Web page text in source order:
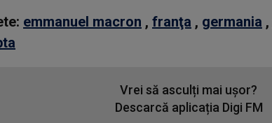
emmanuel macron , franţa , germania ,
Vrei să asculți mai ușor?
Descarcă aplicația Digi FM